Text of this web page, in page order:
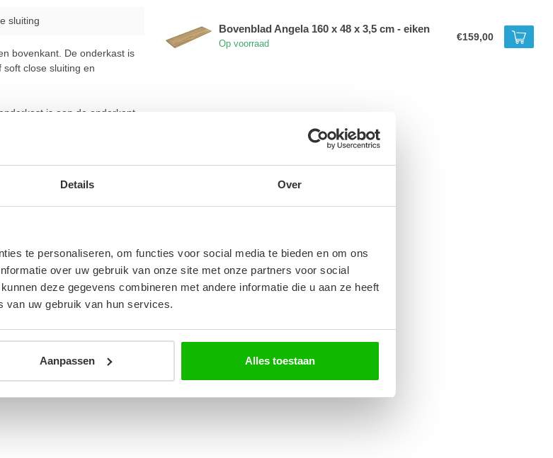
Details Over
te personaliseren, om functies voor social media te bieden en om ons
over uw gebruik van onze site met onze partners voor social
deze gegevens combineren met andere informatie die u aan ze heeft
van uw gebruik van hun services.
Aanpassen Alles toestaan
sluiting
bovenkant. De onderkast is
close sluiting en
is aan de onderkant
niet zichtbaar, alleen
Bovenblad Angela 160 x 48 x 3,5 cm - eiken
Op voorraad
€159,00